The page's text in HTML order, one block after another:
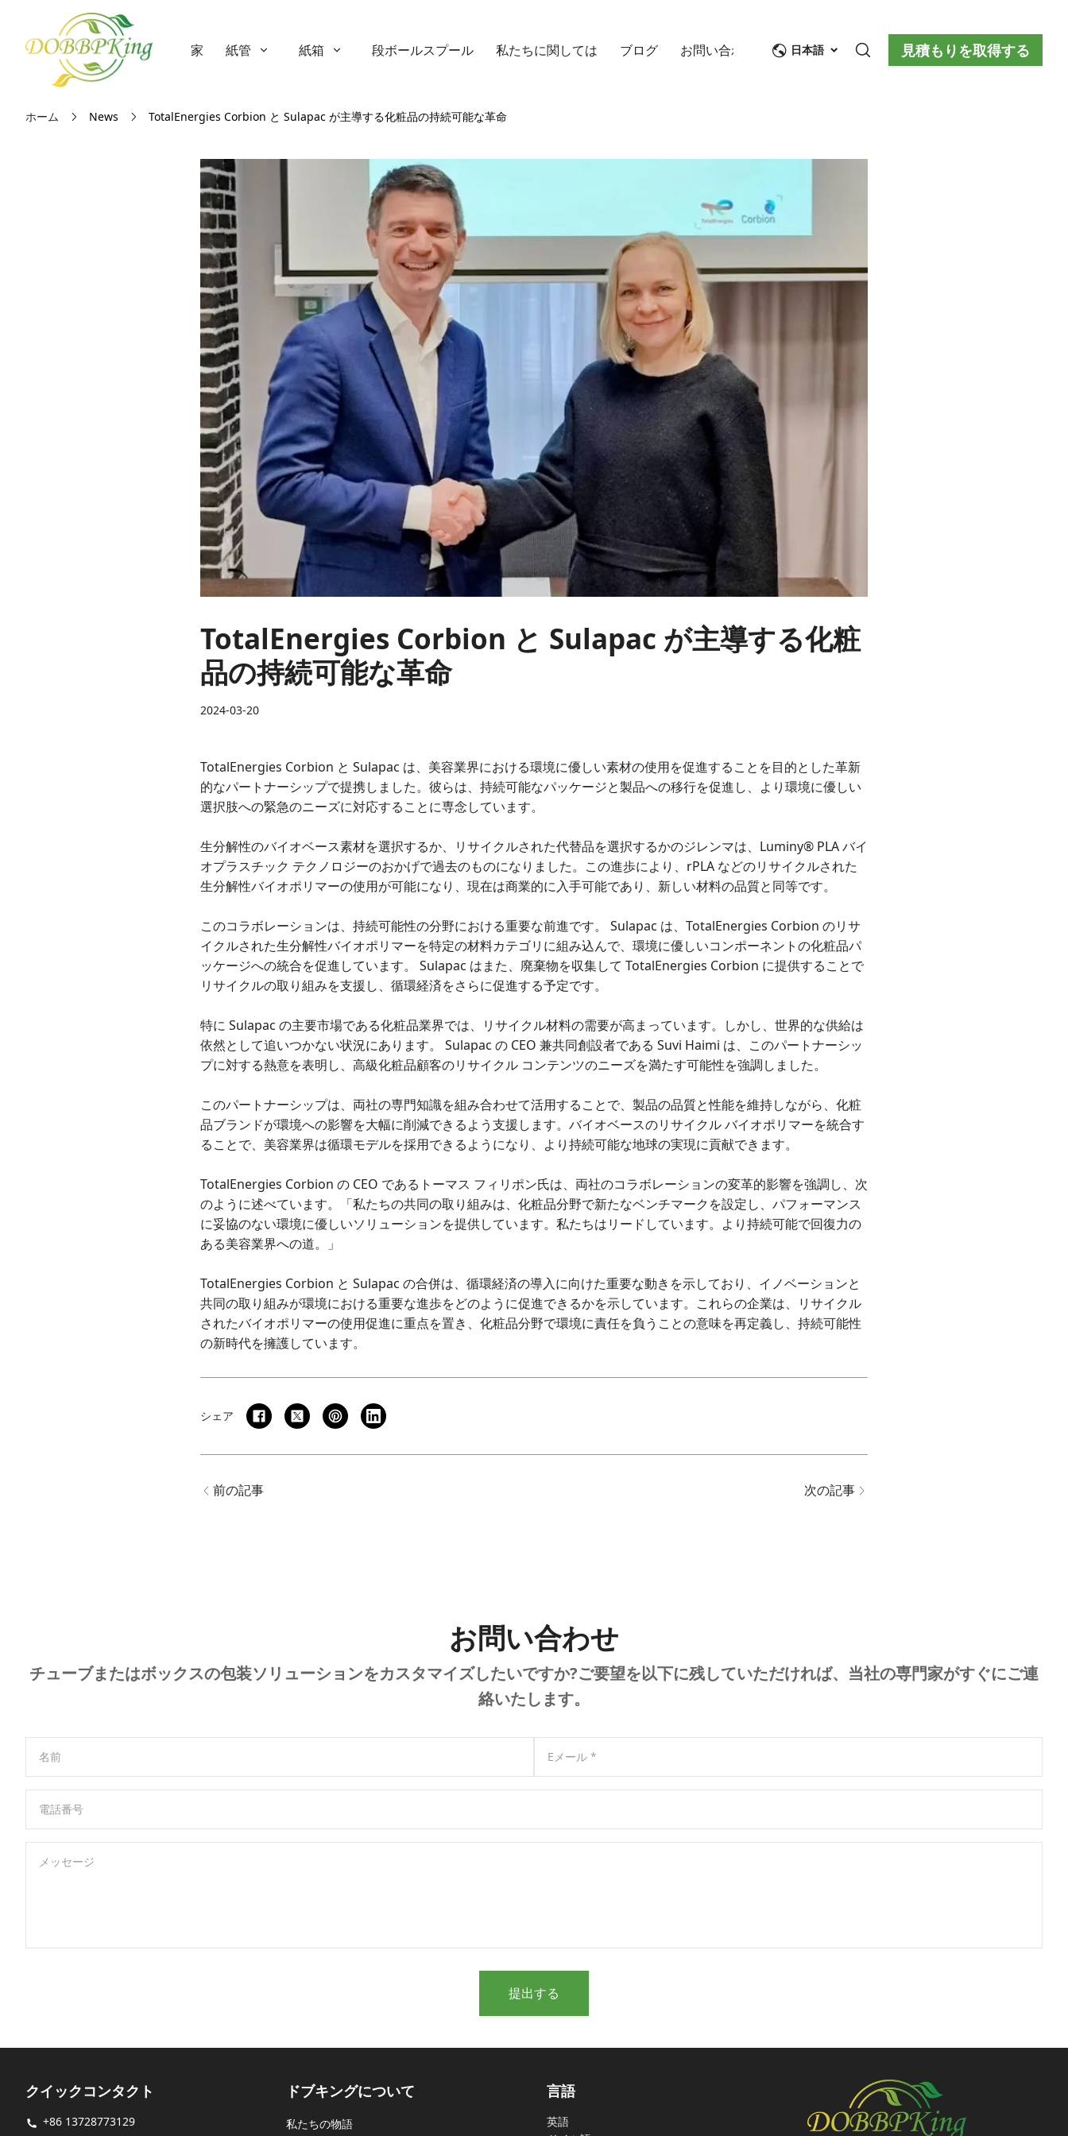
家 紙管 紙箱 段ボールスプール 私たちに関しては ブログ お問い合わせ 日本語 見積もりを取得する
ホーム News TotalEnergies Corbion と Sulapac が主導する化粧品の持続可能な革命
TotalEnergies Corbion と Sulapac が主導する化粧
品の持続可能な革命
2024-03-20
TotalEnergies Corbion と Sulapac は、美容業界における環境に優しい素材の使用を促進することを目的とした革新
的なパートナーシップで提携しました。彼らは、持続可能なパッケージと製品への移行を促進し、より環境に優しい
選択肢への緊急のニーズに対応することに専念しています。
生分解性のバイオベース素材を選択するか、リサイクルされた代替品を選択するかのジレンマは、Luminy® PLA バイ
オプラスチック テクノロジーのおかげで過去のものになりました。この進歩により、rPLA などのリサイクルされた
生分解性バイオポリマーの使用が可能になり、現在は商業的に入手可能であり、新しい材料の品質と同等です。
このコラボレーションは、持続可能性の分野における重要な前進です。 Sulapac は、TotalEnergies Corbion のリサ
イクルされた生分解性バイオポリマーを特定の材料カテゴリに組み込んで、環境に優しいコンポーネントの化粧品パ
ッケージへの統合を促進しています。 Sulapac はまた、廃棄物を収集して TotalEnergies Corbion に提供することで
リサイクルの取り組みを支援し、循環経済をさらに促進する予定です。
特に Sulapac の主要市場である化粧品業界では、リサイクル材料の需要が高まっています。しかし、世界的な供給は
依然として追いつかない状況にあります。 Sulapac の CEO 兼共同創設者である Suvi Haimi は、このパートナーシッ
プに対する熱意を表明し、高級化粧品顧客のリサイクル コンテンツのニーズを満たす可能性を強調しました。
このパートナーシップは、両社の専門知識を組み合わせて活用することで、製品の品質と性能を維持しながら、化粧
品ブランドが環境への影響を大幅に削減できるよう支援します。バイオベースのリサイクル バイオポリマーを統合す
ることで、美容業界は循環モデルを採用できるようになり、より持続可能な地球の実現に貢献できます。
TotalEnergies Corbion の CEO であるトーマス フィリポン氏は、両社のコラボレーションの変革的影響を強調し、次
のように述べています。「私たちの共同の取り組みは、化粧品分野で新たなベンチマークを設定し、パフォーマンス
に妥協のない環境に優しいソリューションを提供しています。私たちはリードしています。より持続可能で回復力の
ある美容業界への道。」
TotalEnergies Corbion と Sulapac の合併は、循環経済の導入に向けた重要な動きを示しており、イノベーションと
共同の取り組みが環境における重要な進歩をどのように促進できるかを示しています。これらの企業は、リサイクル
されたバイオポリマーの使用促進に重点を置き、化粧品分野で環境に責任を負うことの意味を再定義し、持続可能性
の新時代を擁護しています。
シェア
前の記事 次の記事
お問い合わせ
チューブまたはボックスの包装ソリューションをカスタマイズしたいですか?ご要望を以下に残していただければ、当社の専門家がすぐにご連
絡いたします。
名前 Eメール *
電話番号
メッセージ
提出する
クイックコンタクト
+86 13728773129
ドブキングについて
私たちの物語
言語
英語